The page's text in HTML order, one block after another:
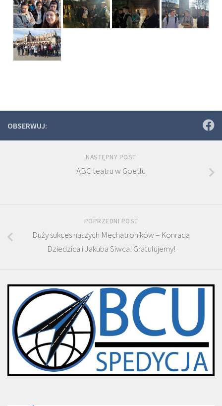
OBSERWUJ:
NASTĘPNY POST
ABC teatru w Goetlu
POPRZEDNI POST
Duży sukces naszych Mechatroników – Konrada
Dziedzica i Jakuba Siwca! Gratulujemy!